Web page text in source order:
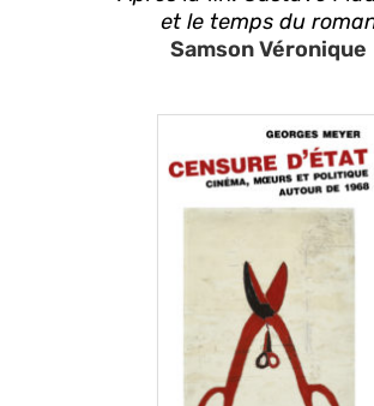
et le temps du
Samson Véronique